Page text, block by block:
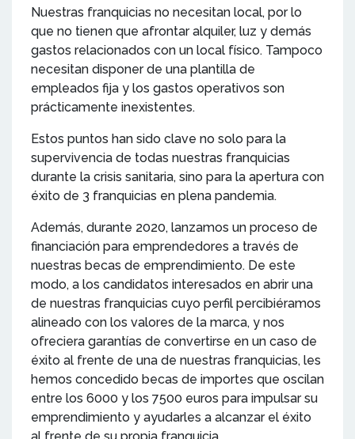
Nuestras franquicias no necesitan local, por lo
que no tienen que afrontar alquiler, luz y demás
gastos relacionados con un local físico. Tampoco
necesitan disponer de una plantilla de
empleados fija y los gastos operativos son
prácticamente inexistentes.
Estos puntos han sido clave no solo para la
supervivencia de todas nuestras franquicias
durante la crisis sanitaria, sino para la apertura con
éxito de 3 franquicias en plena pandemia.
Además, durante 2020, lanzamos un proceso de
financiación para emprendedores a través de
nuestras becas de emprendimiento. De este
modo, a los candidatos interesados en abrir una
de nuestras franquicias cuyo perfil percibiéramos
alineado con los valores de la marca, y nos
ofreciera garantías de convertirse en un caso de
éxito al frente de una de nuestras franquicias, les
hemos concedido becas de importes que oscilan
entre los 6000 y los 7500 euros para impulsar su
emprendimiento y ayudarles a alcanzar el éxito
al frente de su propia franquicia.